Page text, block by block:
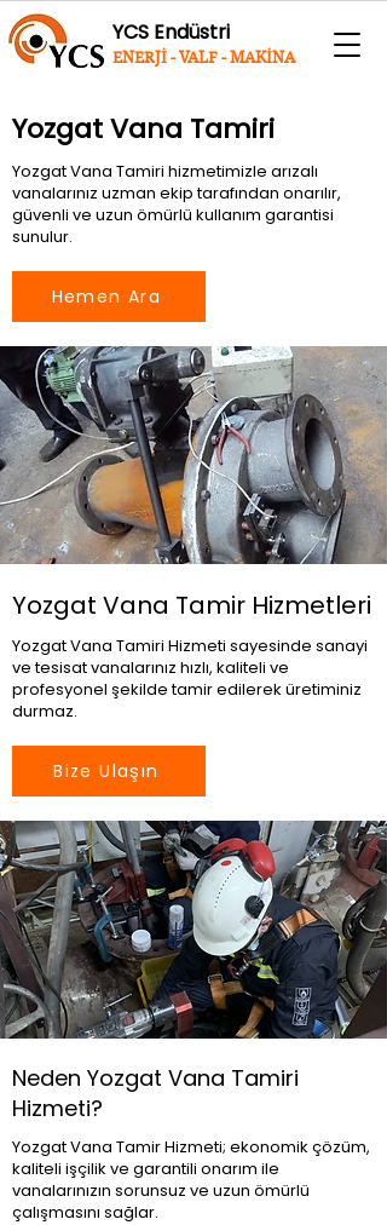
YCS Endüstri
ENERJİ - VALF - MAKİNA
Yozgat Vana Tamiri
Yozgat Vana Tamiri hizmetimizle arızalı
vanalarınız uzman ekip tarafından onarılır,
güvenli ve uzun ömürlü kullanım garantisi
sunulur.
Hemen Ara
Yozgat Vana Tamir Hizmetleri
Yozgat Vana Tamiri Hizmeti sayesinde sanayi
ve tesisat vanalarınız hızlı, kaliteli ve
profesyonel şekilde tamir edilerek üretiminiz
durmaz.
Bize Ulaşın
Neden Yozgat Vana Tamiri
Hizmeti?
Yozgat Vana Tamir Hizmeti; ekonomik çözüm,
kaliteli işçilik ve garantili onarım ile
vanalarınızın sorunsuz ve uzun ömürlü
çalışmasını sağlar.